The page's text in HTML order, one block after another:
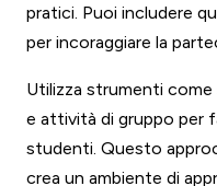
pratici. Puoi includere
per incoraggiare la
Utilizza strumenti
e attività di gruppo per
studenti. Questo
crea un ambiente di